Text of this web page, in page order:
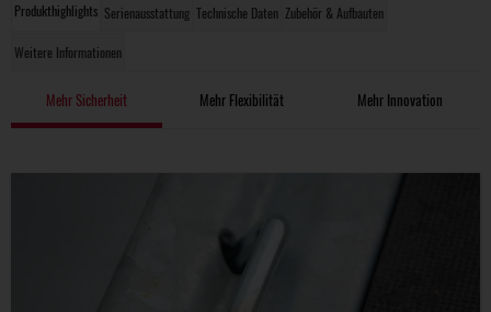
Produkthighlights Serienausstattung Technische Daten Zubehör & Aufbauten
Weitere Informationen
Mehr Sicherheit Mehr Flexibilität Mehr Innovation